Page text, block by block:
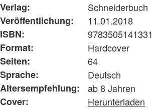
Verlag:
Schneiderbuch
Veröffentlichung:
11.01.2018
ISBN:
9783505141331
Format:
Hardcover
Seiten:
64
Sprache:
Deutsch
Altersempfehlung:
ab 8 Jahren
Cover:
Herunterladen